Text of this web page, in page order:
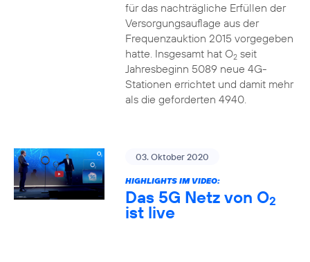
für das nachträgliche Erfüllen der
Versorgungsauflage aus der
Frequenzauktion 2015 vorgegeben
hatte. Insgesamt hat O2seit
Jahresbeginn 5089 neue 4G-
Stationen errichtet und damit mehr
als die geforderten 4940.
03. Oktober 2020
HIGHLIGHTS IM VIDEO:
Das 5G Netz von O2
ist live